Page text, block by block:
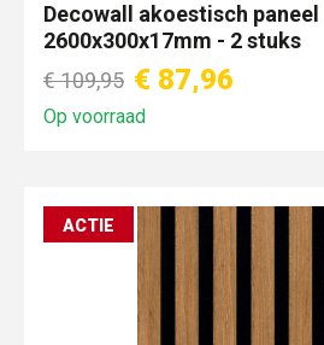
Decowall akoestisch paneel
2600x300x17mm - 2 stuks
€ 109,95 € 87,96
Op voorraad
ACTIE